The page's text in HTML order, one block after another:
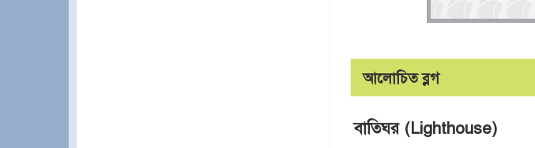
আলোচিত ব্লগ
বাতিঘর (Lighthouse)